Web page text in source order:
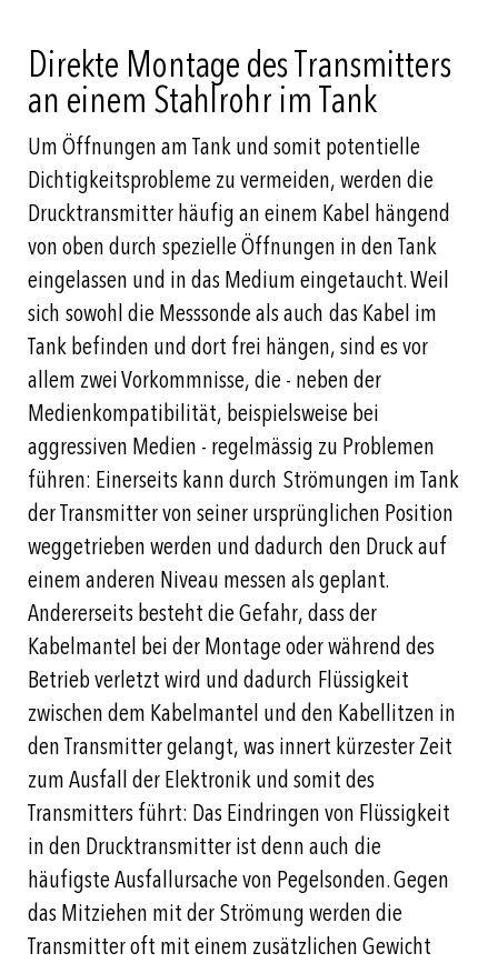
Direkte Montage des Transmitters
an einem Stahlrohr im Tank
Um Öffnungen am Tank und somit potentielle
Dichtigkeitsprobleme zu vermeiden, werden die
Drucktransmitter häufig an einem Kabel hängend
von oben durch spezielle Öffnungen in den Tank
eingelassen und in das Medium eingetaucht. Weil
sich sowohl die Messsonde als auch das Kabel im
Tank befinden und dort frei hängen, sind es vor
allem zwei Vorkommnisse, die - neben der
Medienkompatibilität, beispielsweise bei
aggressiven Medien - regelmässig zu Problemen
führen: Einerseits kann durch Strömungen im Tank
der Transmitter von seiner ursprünglichen Position
weggetrieben werden und dadurch den Druck auf
einem anderen Niveau messen als geplant.
Andererseits besteht die Gefahr, dass der
Kabelmantel bei der Montage oder während des
Betrieb verletzt wird und dadurch Flüssigkeit
zwischen dem Kabelmantel und den Kabellitzen in
den Transmitter gelangt, was innert kürzester Zeit
zum Ausfall der Elektronik und somit des
Transmitters führt: Das Eindringen von Flüssigkeit
in den Drucktransmitter ist denn auch die
häufigste Ausfallursache von Pegelsonden. Gegen
das Mitziehen mit der Strömung werden die
Transmitter oft mit einem zusätzlichen Gewicht